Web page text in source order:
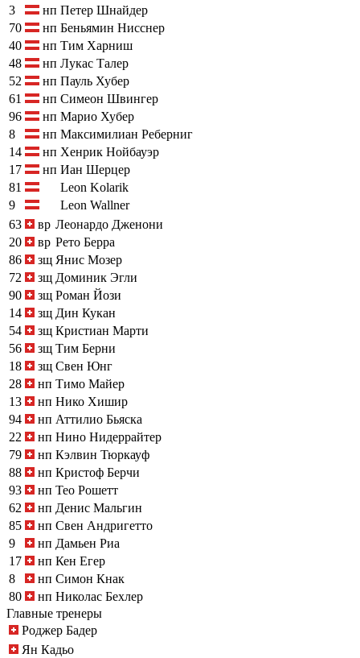
3
нп Петер Шнайдер
70
нп Беньямин Нисснер
40
нп Тим Харниш
48
нп Лукас Талер
52
нп Пауль Хубер
61
нп Симеон Швингер
96
нп Марио Хубер
8
нп Максимилиан Реберниг
14
нп Хенрик Нойбауэр
17
нп Иан Шерцер
81
Leon Kolarik
9
Leon Wallner
63
вр Леонардо Дженони
20
вр Рето Берра
86
зщ Янис Мозер
72
зщ Доминик Эгли
90
зщ Роман Йози
14
зщ Дин Кукан
54
зщ Кристиан Марти
56
зщ Тим Берни
18
зщ Свен Юнг
28
нп Тимо Майер
13
нп Нико Хишир
94
нп Аттилио Бьяска
22
нп Нино Нидеррайтер
79
нп Кэлвин Тюркауф
88
нп Кристоф Берчи
93
нп Тео Рошетт
62
нп Денис Мальгин
85
нп Свен Андригетто
9
нп Дамьен Риа
17
нп Кен Егер
8
нп Симон Кнак
80
нп Николас Бехлер
Главные тренеры
Роджер Бадер
Ян Кадьо